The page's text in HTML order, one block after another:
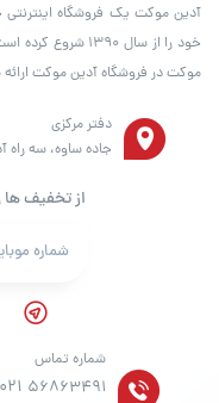
آدین موکت یک فروشگاه
خود را از سال
موکت در فروشگاه آدین موکت
شماره تماس
021 56863491
دفتر مرکزی
جاده ساوه، سه راه
از تخفیف